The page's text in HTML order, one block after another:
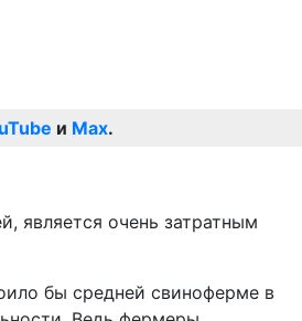
и Max.
является очень затратным
бы средней свиноферме в